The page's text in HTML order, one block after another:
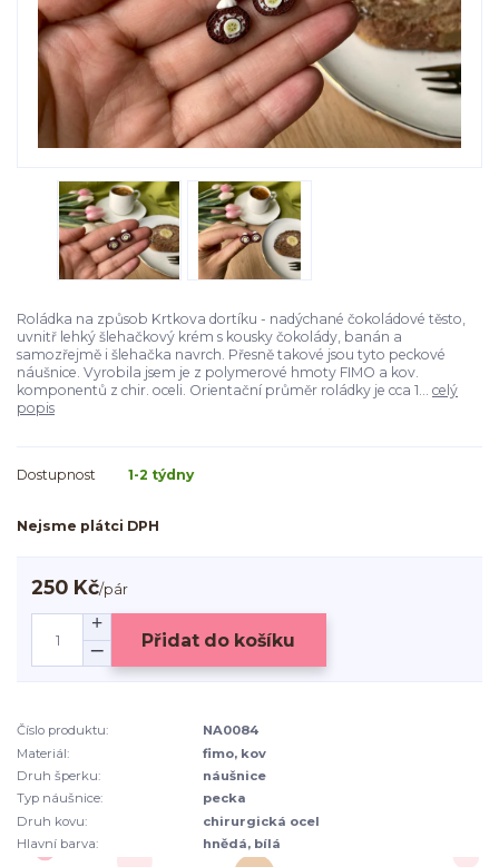
Roládka na způsob Krtkova dortíku - nadýchané čokoládové těsto,
uvnitř lehký šlehačkový krém s kousky čokolády, banán a
samozřejmě i šlehačka navrch. Přesně takové jsou tyto peckové
náušnice. Vyrobila jsem je z polymerové hmoty FIMO a kov.
komponentů z chir. oceli. Orientační průměr roládky je cca 1... celý
popis
Dostupnost 1-2 týdny
Nejsme plátci DPH
250 Kč/pár
Přidat do košíku
Číslo produktu:
NA0084
Materiál:
fimo, kov
Druh šperku:
náušnice
Typ náušnice:
pecka
Druh kovu:
chirurgická ocel
Hlavní barva:
hnědá, bílá